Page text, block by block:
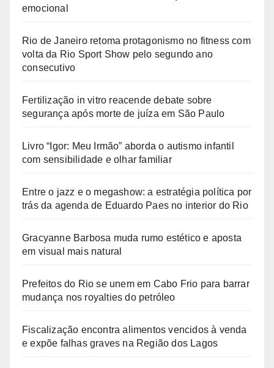
emocional
Rio de Janeiro retoma protagonismo no fitness com
volta da Rio Sport Show pelo segundo ano
consecutivo
Fertilização in vitro reacende debate sobre
segurança após morte de juíza em São Paulo
Livro “Igor: Meu Irmão” aborda o autismo infantil
com sensibilidade e olhar familiar
Entre o jazz e o megashow: a estratégia política por
trás da agenda de Eduardo Paes no interior do Rio
Gracyanne Barbosa muda rumo estético e aposta
em visual mais natural
Prefeitos do Rio se unem em Cabo Frio para barrar
mudança nos royalties do petróleo
Fiscalização encontra alimentos vencidos à venda
e expõe falhas graves na Região dos Lagos